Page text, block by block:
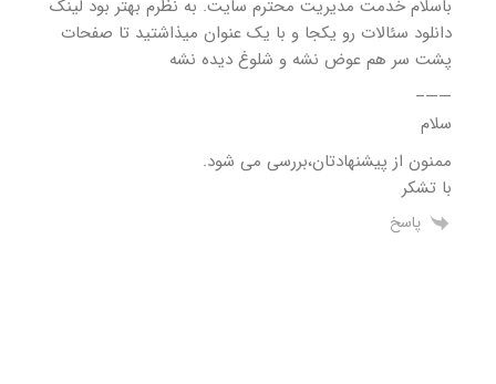
باسلام خدمت مدیریت محترم سایت. به نظرم بهتر بود لینک
دانلود سئالات رو یکجا و با یک عنوان میذاشتید تا صفحات
پشت سر هم عوض نشه و شلوغ دیده نشه
——–
سلام
ممنون از پیشنهادتان،بررسی می شود.
با تشکر
پاسخ